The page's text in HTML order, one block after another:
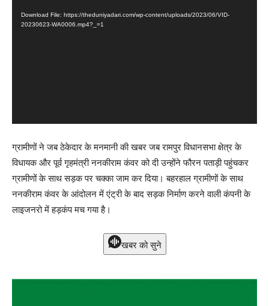
Download File: https://theduniyadari.com/wp-content/uploads/2023/06/VID-
20230623-WA0006.mp4?_=1
ग्रामीणों ने जब ठेकेदार के मनमानी की खबर जब रामपुर विधानसभा क्षेत्र के
विधायक और पूर्व गृहमंत्री ननकीराम कंवर को दी उन्होंने फौरन पताड़ी पहुंचकर
ग्रामीणों के साथ सड़क पर चक्का जाम कर दिया। बहरहाल ग्रामीणों के साथ
ननकीराम कंवर के आंदोलन में एंट्री के बाद सड़क निर्माण करने वाली कंपनी के
लाइजनरो में हड़कंप मच गया है।
खबर को सुने